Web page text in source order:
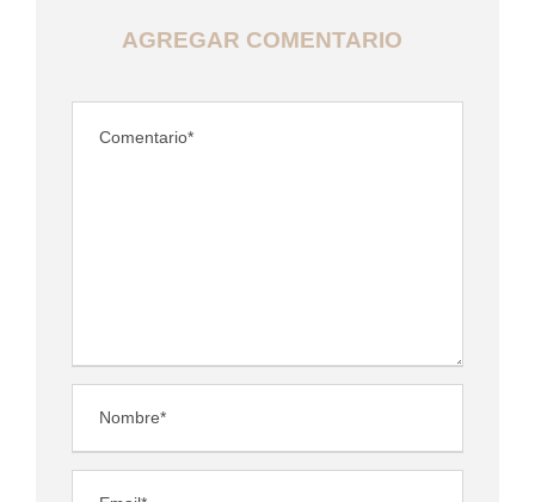
AGREGAR COMENTARIO